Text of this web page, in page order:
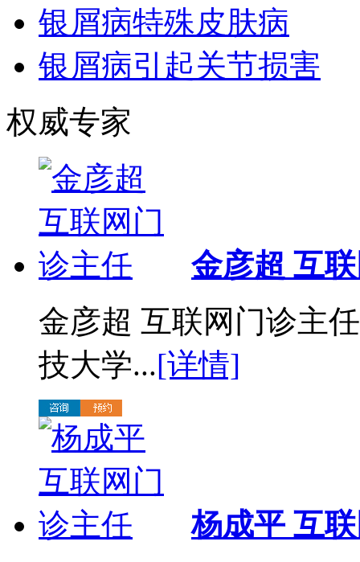
银屑病特殊皮肤病
银屑病引起关节损害
权威专家
金彦超 互
金彦超 互联网门诊主
技大学...[详情]
杨成平 互